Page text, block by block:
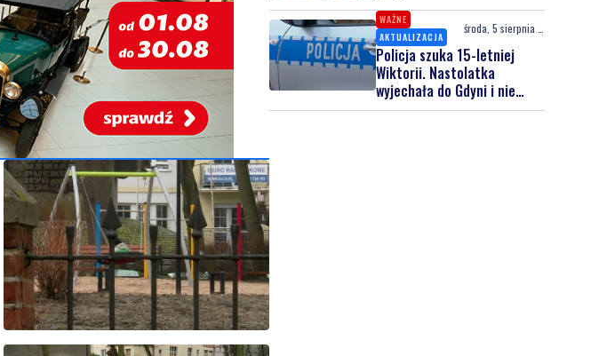
WAŻNE
AKTUALIZACJA
Policja szuka 15-letniej
Wiktorii. Nastolatka
wyjechała do Gdyni i nie
wróciła